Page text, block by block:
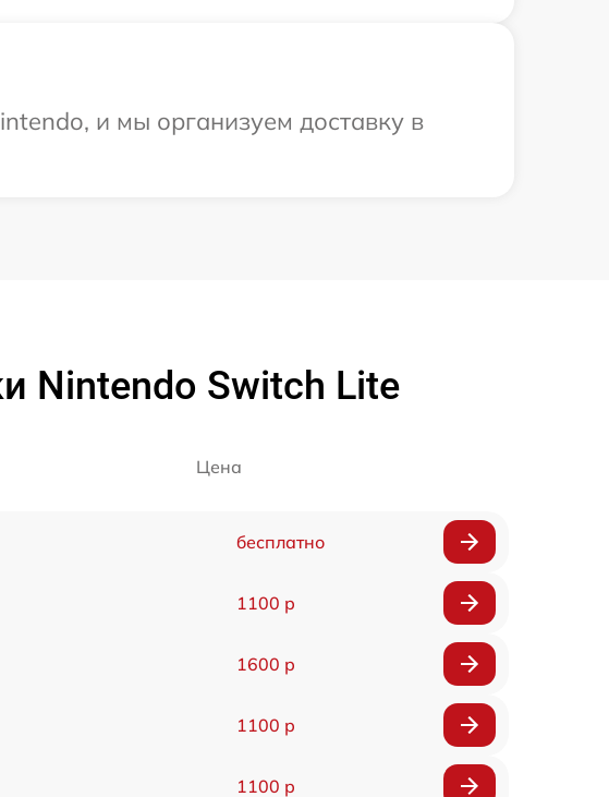
и мы организуем доставку в
Nintendo Switch Lite
Цена
бесплатно
1100 р
1600 р
1100 р
1100 р